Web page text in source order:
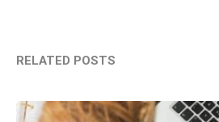
RELATED POSTS